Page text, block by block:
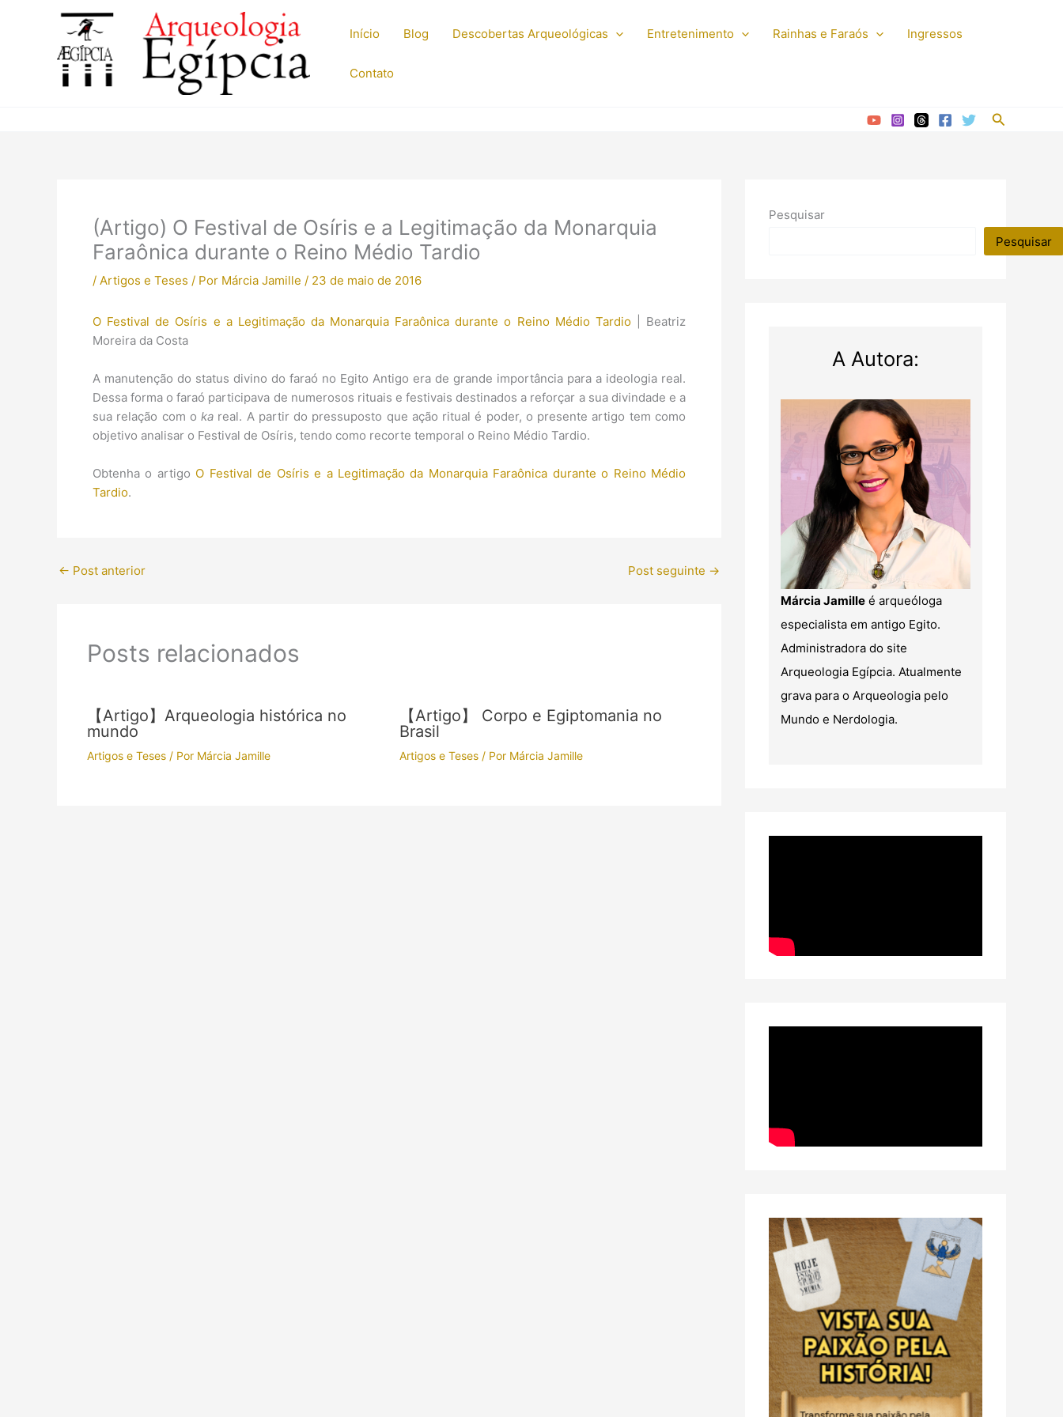
Início Blog Descobertas Arqueológicas Entretenimento Rainhas e Faraós Ingressos
Contato
Pesquisar
(Artigo) O Festival de Osíris e a Legitimação da Monarquia
Faraônica durante o Reino Médio Tardio
/ Artigos e Teses / Por Márcia Jamille / 23 de maio de 2016
O Festival de Osíris e a Legitimação da Monarquia Faraônica durante o Reino Médio Tardio| Beatriz
Moreira da Costa
A manutenção do status divino do faraó no Egito Antigo era de grande importância para a ideologia real.
Dessa forma o faraó participava de numerosos rituais e festivais destinados a reforçar a sua divindade e a
sua relação com oka real. A partir do pressuposto que ação ritual é poder, o presente artigo tem como
objetivo analisar o Festival de Osíris, tendo como recorte temporal o Reino Médio Tardio.
Obtenha o artigo O Festival de Osíris e a Legitimação da Monarquia Faraônica durante o Reino Médio
Tardio.
← Post anterior Post seguinte →
Posts relacionados
【Artigo】Arqueologia histórica no
mundo
Artigos e Teses/ Por Márcia Jamille
【Artigo】 Corpo e Egiptomania no
Brasil
Artigos e Teses/ Por Márcia Jamille
Pesquisar
Pesquisar
A Autora:
Márcia Jamille é arqueóloga
especialista em antigo Egito.
Administradora do site
Arqueologia Egípcia. Atualmente
grava para o Arqueologia pelo
Mundo e Nerdologia.